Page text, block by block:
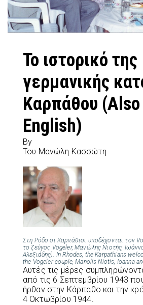
Το ιστορικό της
γερμανικής
Καρπάθου
English)
By
Του Μανώλη Κασσώτη
Στη Ρόδο οι Καρπάθιοι υποδέχονται τον
το ζεύγος Vogeler, Μανώλης Νιοτής,
Αλεξιάδης). In Rhodes, the Karpathians
the Vogeler couple, Manolis Niotis, Ioanna
Αυτές τις μέρες
από τις 6 Σεπτεμβρίου 1943
ήρθαν στην Κάρπαθο και την
4 Οκτωβρίου 1944.